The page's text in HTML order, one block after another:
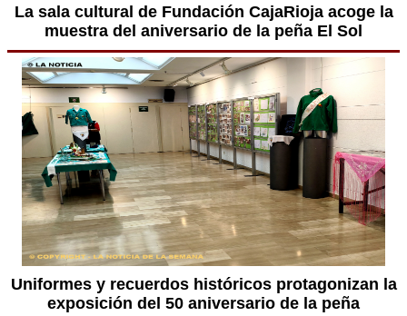
La sala cultural de Fundación CajaRioja acoge la
muestra del aniversario de la peña El Sol
Uniformes y recuerdos históricos protagonizan la
exposición del 50 aniversario de la peña